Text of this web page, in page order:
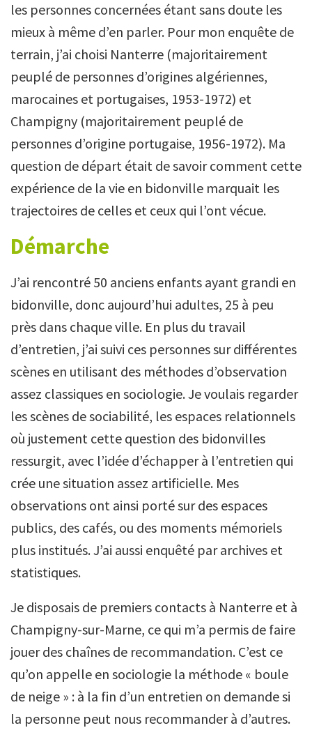
les personnes concernées étant sans doute les
mieux à même d’en parler. Pour mon enquête de
terrain, j’ai choisi Nanterre (majoritairement
peuplé de personnes d’origines algériennes,
marocaines et portugaises, 1953-1972) et
Champigny (majoritairement peuplé de
personnes d’origine portugaise, 1956-1972). Ma
question de départ était de savoir comment cette
expérience de la vie en bidonville marquait les
trajectoires de celles et ceux qui l’ont vécue.
Démarche
J’ai rencontré 50 anciens enfants ayant grandi en
bidonville, donc aujourd’hui adultes, 25 à peu
près dans chaque ville. En plus du travail
d’entretien, j’ai suivi ces personnes sur différentes
scènes en utilisant des méthodes d’observation
assez classiques en sociologie. Je voulais regarder
les scènes de sociabilité, les espaces relationnels
où justement cette question des bidonvilles
ressurgit, avec l’idée d’échapper à l’entretien qui
crée une situation assez artificielle. Mes
observations ont ainsi porté sur des espaces
publics, des cafés, ou des moments mémoriels
plus institués. J’ai aussi enquêté par archives et
statistiques.
Je disposais de premiers contacts à Nanterre et à
Champigny-sur-Marne, ce qui m’a permis de faire
jouer des chaînes de recommandation. C’est ce
qu’on appelle en sociologie la méthode « boule
de neige » : à la fin d’un entretien on demande si
la personne peut nous recommander à d’autres.